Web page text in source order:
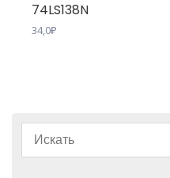
74LS138N
34,0₽